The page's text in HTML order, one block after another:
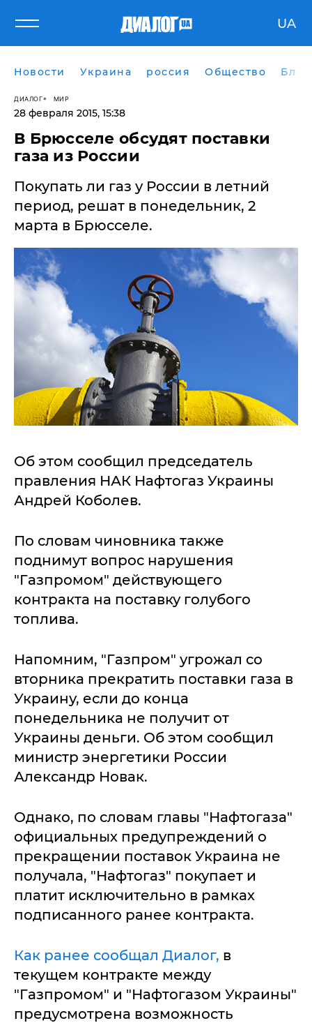
UA
Новости Украина россия Общество
ДИАЛОГ МИР
28 февраля 2015, 15:38
В Брюсселе обсудят поставки
газа из России
Покупать ли газ у России в летний
период, решат в понедельник, 2
марта в Брюсселе.
Об этом сообщил председатель
правления НАК Нафтогаз Украины
Андрей Коболев.
По словам чиновника также
поднимут вопрос нарушения
"Газпромом" действующего
контракта на поставку голубого
топлива.
Напомним, "Газпром" угрожал со
вторника прекратить поставки газа в
Украину, если до конца
понедельника не получит от
Украины деньги. Об этом сообщил
министр энергетики России
Александр Новак.
Однако, по словам главы "Нафтогаза"
официальных предупреждений о
прекращении поставок Украина не
получала, "Нафтогаз" покупает и
платит исключительно в рамках
подписанного ранее контракта.
Как ранее сообщал Диалог, в
текущем контракте между
"Газпромом" и "Нафтогазом Украины"
предусмотрена возможность